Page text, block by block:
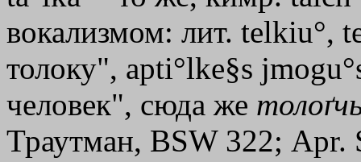
вокализмом: лит. telkiu°,
толоку", apti°lke§s
человек", сюда же
Траутман, ВSW 322;